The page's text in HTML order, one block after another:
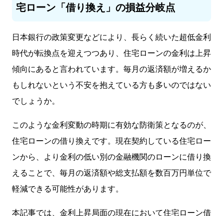
宅ローン「借り換え」の損益分岐点
日本銀行の政策変更などにより、長らく続いた超低金利
時代が転換点を迎えつつあり、住宅ローンの金利は上昇
傾向にあると言われています。毎月の返済額が増えるか
もしれないという不安を抱えている方も多いのではない
でしょうか。
このような金利変動の時期に有効な防衛策となるのが、
住宅ローンの借り換えです。現在契約している住宅ロー
ンから、より金利の低い別の金融機関のローンに借り換
えることで、毎月の返済額や総支払額を数百万円単位で
軽減できる可能性があります。
本記事では、金利上昇局面の現在において住宅ローン借